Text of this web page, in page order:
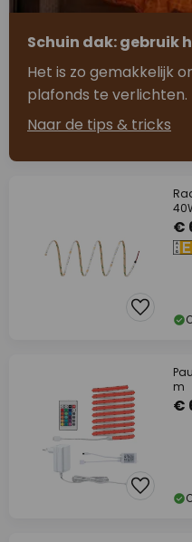
Schuin dak: gebruik
Het is zo gemakkelijk
plafonds te verlichten.
Naar de tips & tricks
€
m
€